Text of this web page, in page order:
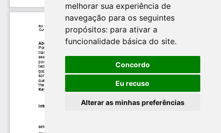
melhorar sua experiência de
navegação para os seguintes
propósitos: para ativar a
funcionalidade básica do site.
Concordo
Eu recuso
Alterar as minhas preferências